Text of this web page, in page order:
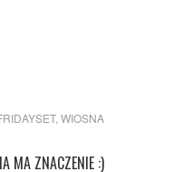
, WIOSNA
MA ZNACZENIE :)